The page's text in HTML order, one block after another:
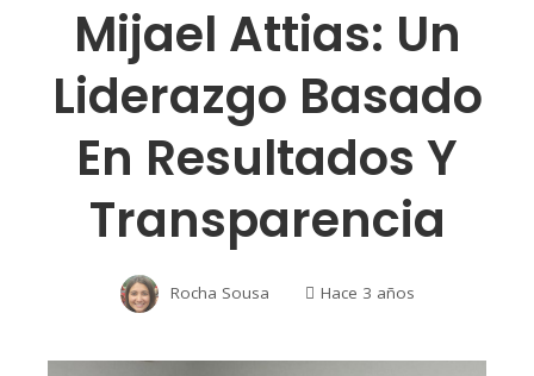
Mijael Attias: Un
Liderazgo Basado
En Resultados Y
Transparencia
Rocha Sousa Hace 3 años